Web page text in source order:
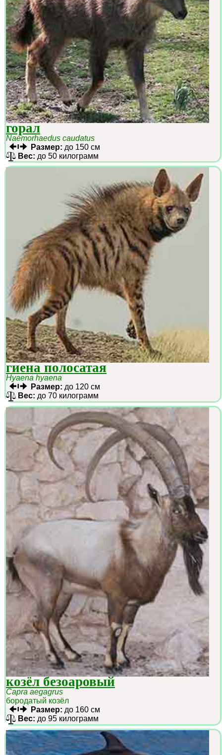
горал
Naemorhaedus caudatus
Размер: до 150 см
Вес: до 50 килограмм
гиена полосатая
Hyaena hyaena
Размер: до 120 см
Вес: до 70 килограмм
козёл безоаровый
Capra aegagrus
бородатый козёл
Размер: до 160 см
Вес: до 95 килограмм